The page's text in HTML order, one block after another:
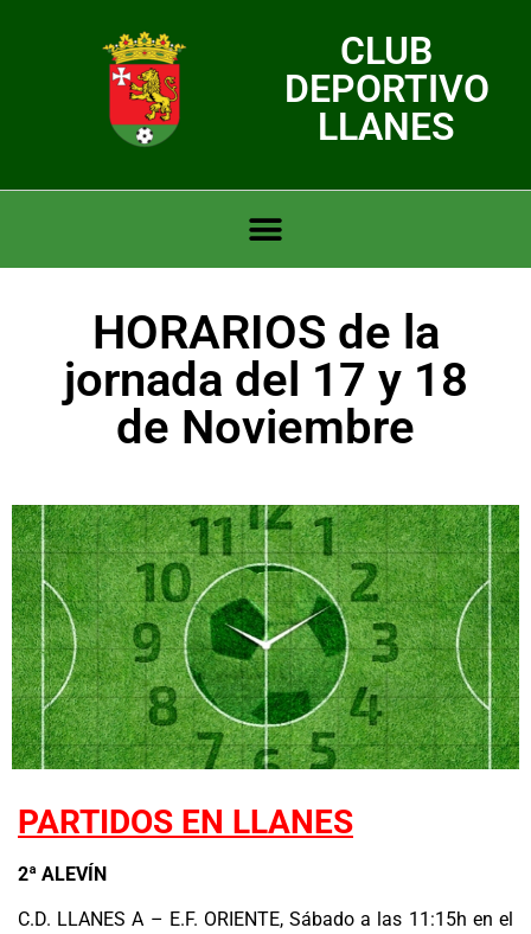
CLUB
DEPORTIVO
LLANES
HORARIOS de la
jornada del 17 y 18
de Noviembre
PARTIDOS EN LLANES
2ª ALEVÍN
C.D. LLANES A – E.F. ORIENTE, Sábado a las 11:15h en el